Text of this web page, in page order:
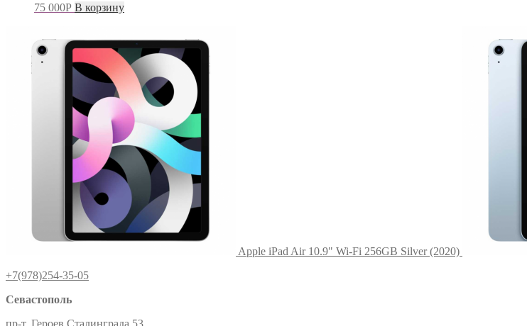
75 000Р В корзину
Apple iPad Air 10.9" Wi-Fi 256GB Silver (2020)
+7(978)254-35-05
Севастополь
пр-т. Героев Сталинграда 53